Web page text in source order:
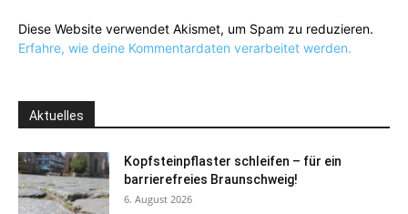
Diese Website verwendet Akismet, um Spam zu reduzieren.
Erfahre, wie deine Kommentardaten verarbeitet werden.
Aktuelles
Kopfsteinpflaster schleifen – für ein
barrierefreies Braunschweig!
6. August 2026